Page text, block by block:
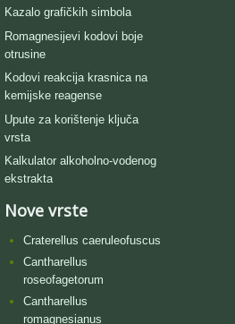
Kazalo grafičkih simbola
Romagnesijevi kodovi boje
otrusine
Kodovi reakcija krasnica na
kemijske reagense
Upute za korištenje ključa
vrsta
Kalkulator alkoholno-vodenog
ekstrakta
Nove vrste
Craterellus caeruleofuscus
Cantharellus
roseofagetorum
Cantharellus
romagnesianus